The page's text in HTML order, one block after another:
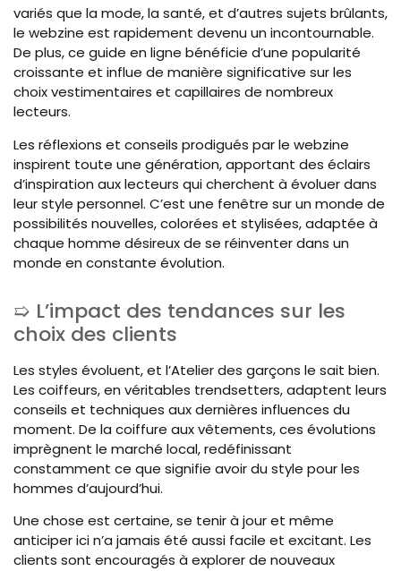
variés que la mode, la santé, et d’autres sujets brûlants,
le webzine est rapidement devenu un incontournable.
De plus, ce guide en ligne bénéficie d’une popularité
croissante et influe de manière significative sur les
choix vestimentaires et capillaires de nombreux
lecteurs.
Les réflexions et conseils prodigués par le webzine
inspirent toute une génération, apportant des éclairs
d’inspiration aux lecteurs qui cherchent à évoluer dans
leur style personnel. C’est une fenêtre sur un monde de
possibilités nouvelles, colorées et stylisées, adaptée à
chaque homme désireux de se réinventer dans un
monde en constante évolution.
L’impact des tendances sur les
choix des clients
Les styles évoluent, et l’Atelier des garçons le sait bien.
Les coiffeurs, en véritables trendsetters, adaptent leurs
conseils et techniques aux dernières influences du
moment. De la coiffure aux vêtements, ces évolutions
imprègnent le marché local, redéfinissant
constamment ce que signifie avoir du style pour les
hommes d’aujourd’hui.
Une chose est certaine, se tenir à jour et même
anticiper ici n’a jamais été aussi facile et excitant. Les
clients sont encouragés à explorer de nouveaux